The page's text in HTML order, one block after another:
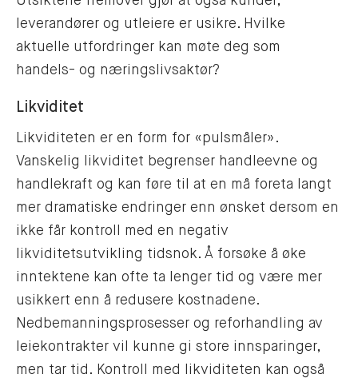
leverandører og utleiere er usikre. Hvilke
aktuelle utfordringer kan møte deg som
handels- og næringslivsaktør?
Likviditet
Likviditeten er en form for «pulsmåler».
Vanskelig likviditet begrenser handleevne og
handlekraft og kan føre til at en må foreta langt
mer dramatiske endringer enn ønsket dersom en
ikke får kontroll med en negativ
likviditetsutvikling tidsnok. Å forsøke å øke
inntektene kan ofte ta lenger tid og være mer
usikkert enn å redusere kostnadene.
Nedbemanningsprosesser og reforhandling av
leiekontrakter vil kunne gi store innsparinger,
men tar tid. Kontroll med likviditeten kan også